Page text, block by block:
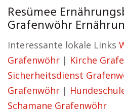
Resümee
Grafenwöhr
Interessante lokale Links
Grafenwöhr | Kirche
Sicherheitsdienst
Grafenwöhr |
Schamane Grafenwöhr